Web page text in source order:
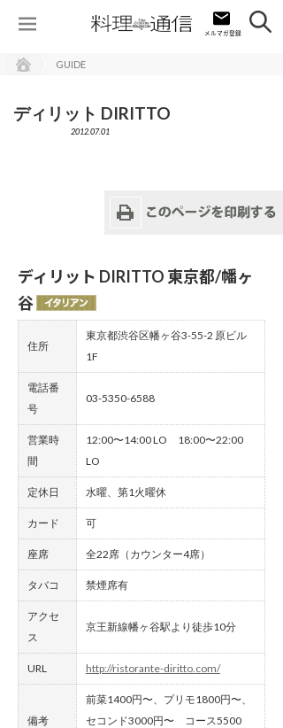
GUIDE
ディリット DIRITTO
2012.07.01
ディリット DIRITTO 東京都/幡ヶ
谷
住所
東京都渋谷区幡ヶ谷3-55-2 原ビル
1F
電話番
号
03-5350-6588
営業時
間
12:00〜14:00 LO 18:00〜22:00
LO
定休日 水曜、第1火曜休
カード 可
座席 全22席（カウンター4席）
タバコ 禁煙席有
アクセ
ス
京王新線幡ヶ谷駅より徒歩10分
URL http://ristorante-diritto.com/
備考
前菜1400円〜、プリモ1800円〜、
セコンド3000円〜 コース5500